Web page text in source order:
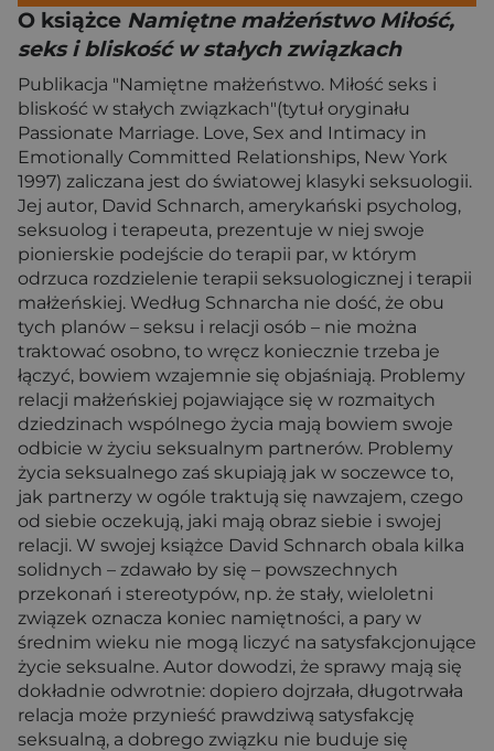
O książce Namiętne małżeństwo Miłość,
seks i bliskość w stałych związkach
Publikacja "Namiętne małżeństwo. Miłość seks i
bliskość w stałych związkach"(tytuł oryginału
Passionate Marriage. Love, Sex and Intimacy in
Emotionally Committed Relationships, New York
1997) zaliczana jest do światowej klasyki seksuologii.
Jej autor, David Schnarch, amerykański psycholog,
seksuolog i terapeuta, prezentuje w niej swoje
pionierskie podejście do terapii par, w którym
odrzuca rozdzielenie terapii seksuologicznej i terapii
małżeńskiej. Według Schnarcha nie dość, że obu
tych planów – seksu i relacji osób – nie można
traktować osobno, to wręcz koniecznie trzeba je
łączyć, bowiem wzajemnie się objaśniają. Problemy
relacji małżeńskiej pojawiające się w rozmaitych
dziedzinach wspólnego życia mają bowiem swoje
odbicie w życiu seksualnym partnerów. Problemy
życia seksualnego zaś skupiają jak w soczewce to,
jak partnerzy w ogóle traktują się nawzajem, czego
od siebie oczekują, jaki mają obraz siebie i swojej
relacji. W swojej książce David Schnarch obala kilka
solidnych – zdawało by się – powszechnych
przekonań i stereotypów, np. że stały, wieloletni
związek oznacza koniec namiętności, a pary w
średnim wieku nie mogą liczyć na satysfakcjonujące
życie seksualne. Autor dowodzi, że sprawy mają się
dokładnie odwrotnie: dopiero dojrzała, długotrwała
relacja może przynieść prawdziwą satysfakcję
seksualną, a dobrego związku nie buduje się